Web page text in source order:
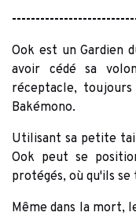
Ook est un Gardien
avoir cédé sa
réceptacle,
Bakémono.
Utilisant sa petite
Ook peut se
protégés, où qu'ils
Même dans la mort,